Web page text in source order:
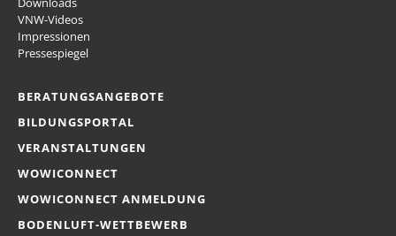
VNW-Videos
Impressionen
Pressespiegel
BERATUNGSANGEBOTE
BILDUNGSPORTAL
VERANSTALTUNGEN
WOWICONNECT
WOWICONNECT ANMELDUNG
BODENLUFT-WETTBEWERB